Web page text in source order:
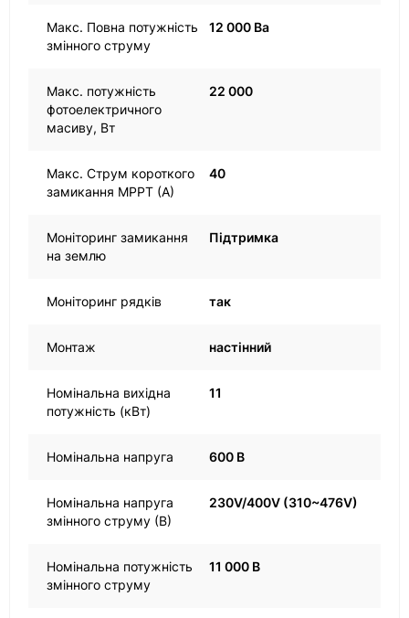
Макс. Повна потужність
змінного струму
12 000 Ва
Макс. потужність
фотоелектричного
масиву, Вт
22 000
Макс. Струм короткого
замикання MPPT (A)
40
Моніторинг замикання
на землю
Підтримка
Моніторинг рядків так
Монтаж настінний
Номінальна вихідна
потужність (кВт)
11
Номінальна напруга 600 В
Номінальна напруга
змінного струму (В)
230V/400V (310~476V)
Номінальна потужність
змінного струму
11 000 В